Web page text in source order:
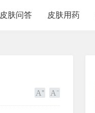
皮肤问答 皮肤用药